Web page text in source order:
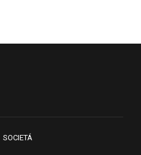
Parolin conclude il viaggio in
SOCIETÁ